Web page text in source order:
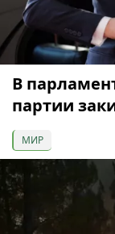
В
партии
МИР